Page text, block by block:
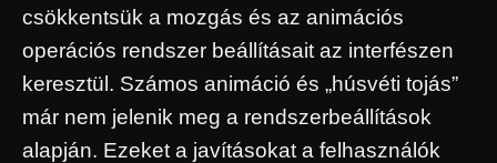
csökkentsük a mozgás és az animációs
operációs rendszer beállításait az interfészen
keresztül. Számos animáció és „húsvéti tojás”
már nem jelenik meg a rendszerbeállítások
alapján. Ezeket a javításokat a felhasználók